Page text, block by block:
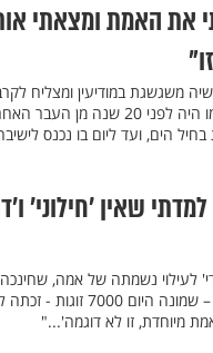
האמת ומצאתי
משגשגת במודיעין ומצליח
תחושת שליחות עצומה, שכן הוא
הים, ועד ליום בו נכנס
שאין ’חילוני’
לעילוי נשמתה של אמה,
תוכנית החברותות בין
מיוחדת, זו לא דוגמה'..."